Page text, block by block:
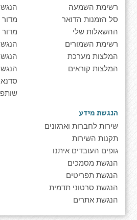
רשימת השמעה
סל הזמנות הדואר
ההשאלות שלי
רשימת השמורים
המלצות מערכת
המלצות קוראים
מדור
הנגשת מידע
שירות לחברות וארגונים
תקנות השירות
גופים העובדים איתנו
הנגשת מסמכים
הנגשת תפריטים
הנגשת סרטוני תדמית
הנגשת אתרים